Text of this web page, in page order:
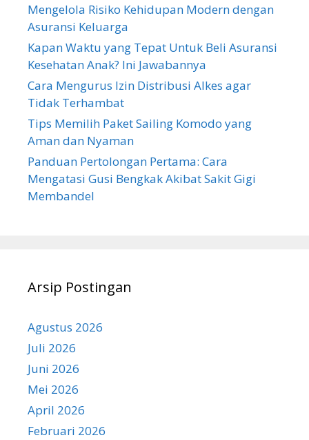
Mengelola Risiko Kehidupan Modern dengan
Asuransi Keluarga
Kapan Waktu yang Tepat Untuk Beli Asuransi
Kesehatan Anak? Ini Jawabannya
Cara Mengurus Izin Distribusi Alkes agar
Tidak Terhambat
Tips Memilih Paket Sailing Komodo yang
Aman dan Nyaman
Panduan Pertolongan Pertama: Cara
Mengatasi Gusi Bengkak Akibat Sakit Gigi
Membandel
Arsip Postingan
Agustus 2026
Juli 2026
Juni 2026
Mei 2026
April 2026
Februari 2026